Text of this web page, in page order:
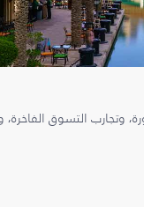
وتجارب التسوق الفاخرة،